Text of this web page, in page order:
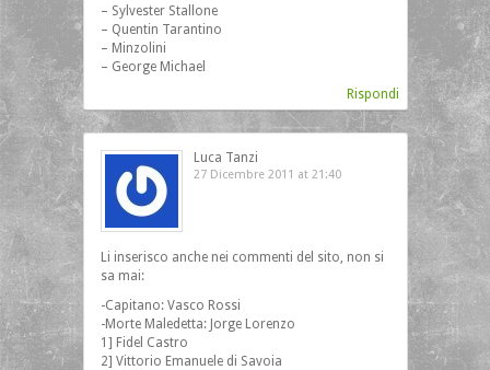
– Sylvester Stallone
– Quentin Tarantino
– Minzolini
– George Michael
Rispondi
Luca Tanzi
27 Dicembre 2011 at 21:40
Li inserisco anche nei commenti del sito, non si
sa mai:
-Capitano: Vasco Rossi
-Morte Maledetta: Jorge Lorenzo
1] Fidel Castro
2] Vittorio Emanuele di Savoia